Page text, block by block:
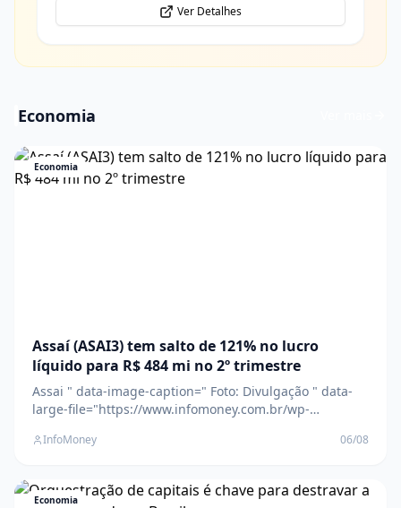
Ver Detalhes
Economia
Economia
Assaí (ASAI3) tem salto de 121% no lucro
líquido para R$ 484 mi no 2º trimestre
Assai " data-image-caption=" Foto: Divulgação " data-
large-file="https://www.infomoney.com.br/wp-
fit=1200%2C835&quality=70&strip=all" />A receita
com variação positiva de 0,9% The post Assaí (AS
InfoMoney 06/08
Economia